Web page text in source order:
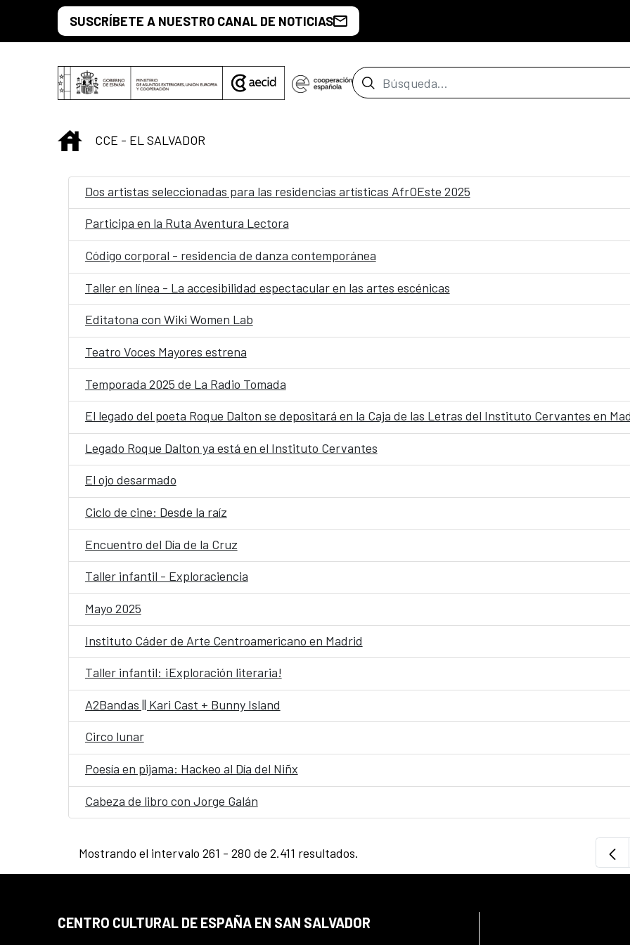
Saltar al contenido principal
SUSCRÍBETE A NUESTRO CANAL DE NOTICIAS
Barra de búsqueda
INICIO
CCE - EL SALVADOR
Dos artistas seleccionadas para las residencias artísticas AfrOEste 2025
Participa en la Ruta Aventura Lectora
Código corporal - residencia de danza contemporánea
Taller en línea - La accesibilidad espectacular en las artes escénicas
Editatona con Wiki Women Lab
Teatro Voces Mayores estrena
Temporada 2025 de La Radio Tomada
El legado del poeta Roque Dalton se depositará en la Caja de las Letras del Instituto Cervantes en
Legado Roque Dalton ya está en el Instituto Cervantes
El ojo desarmado
Ciclo de cine: Desde la raíz
Encuentro del Día de la Cruz
Taller infantil - Exploraciencia
Mayo 2025
Instituto Cáder de Arte Centroamericano en Madrid
Taller infantil: ¡Exploración literaria!
A2Bandas || Kari Cast + Bunny Island
Circo lunar
Poesía en pijama: Hackeo al Día del Niñx
Cabeza de libro con Jorge Galán
Mostrando el intervalo 261 - 280 de 2.411 resultados.
CENTRO CULTURAL DE ESPAÑA EN SAN SALVADOR